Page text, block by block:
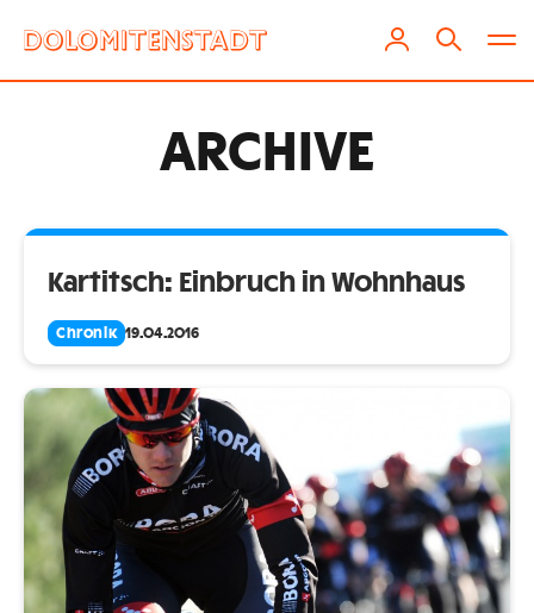
ARCHIVE
Kartitsch: Einbruch in Wohnhaus
Chronik 19.04.2016